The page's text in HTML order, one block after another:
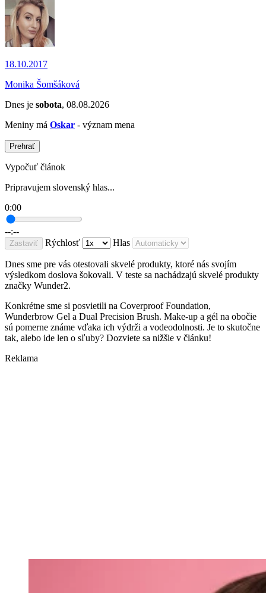
18.10.2017
Monika Šomšáková
Dnes je sobota, 08.08.2026
Meniny má Oskar - význam mena
Prehrať
Vypočuť článok
Pripravujem slovenský hlas...
0:00
--:--
Zastaviť Rýchlosť Hlas
Dnes sme pre vás otestovali skvelé produkty, ktoré nás svojím
výsledkom doslova šokovali. V teste sa nachádzajú skvelé produkty
značky Wunder2.
Konkrétne sme si posvietili na Coverproof Foundation,
Wunderbrow Gel a Dual Precision Brush. Make-up a gél na obočie
sú pomerne známe vďaka ich výdrži a vodeodolnosti. Je to skutočne
tak, alebo ide len o sľuby? Dozviete sa nižšie v článku!
Reklama